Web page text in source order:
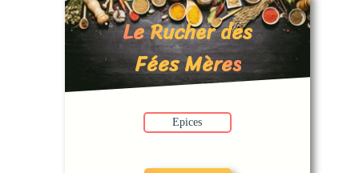
Le Rucher des
Fées Mères
Epices